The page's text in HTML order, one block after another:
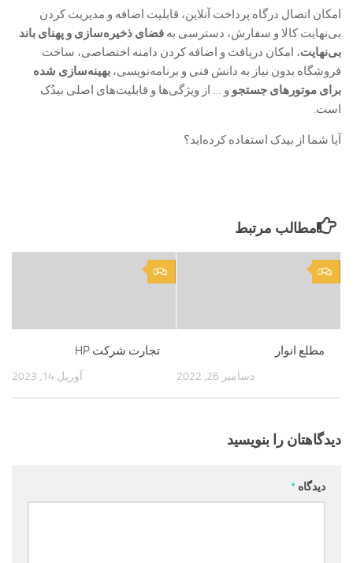
امکان اتصال درگاه پرداخت آنلاین، قابلیت اضافه و مدیریت کردن
بی‌نهایت کالا و سفارش، دسترسی به فضای ذخیره‌سازی و پهنای باند
بی‌نهایت، امکان دریافت و اضافه کردن دامنه اختصاصی، ساخت
فروشگاه بدون نیاز به دانش فنی و برنامه‌نویسی، بهینه‌سازی شده
برای موتورهای جستجو و … از ویژگی‌ها و قابلیت‌های اصلی بیدُک
است.
آیا شما از بیدک استفاده کرده‌اید؟
مطالب مرتبط
0
تجارت شرکت HP
آوریل 14, 2023
0
مطلع انوار
دسامبر 26, 2022
دیدگاهتان را بنویسید
دیدگاه *